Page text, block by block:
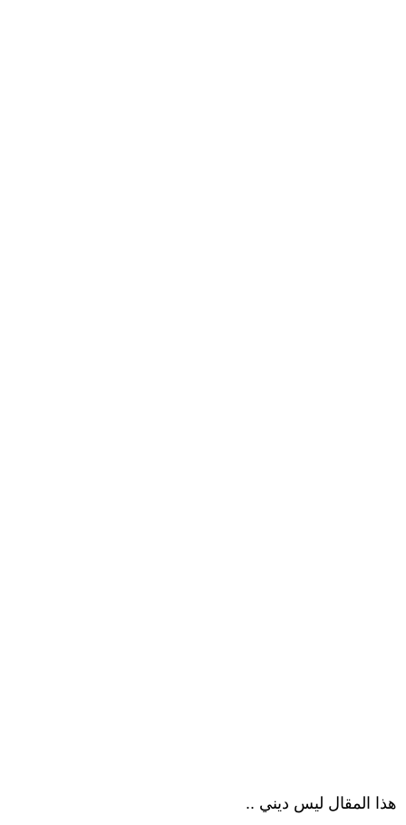
هذا المقال ليس ديني ..